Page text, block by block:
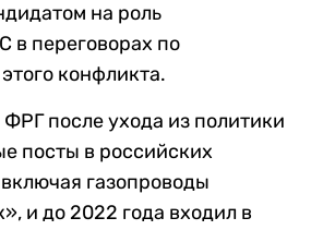
на роль
в переговорах по
конфликта.
после ухода из политики
посты в российских
газопроводы
и до 2022 года входил в